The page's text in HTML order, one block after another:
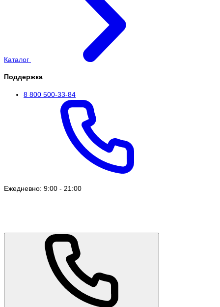
Каталог
Поддержка
8 800 500-33-84
Ежедневно: 9:00 - 21:00